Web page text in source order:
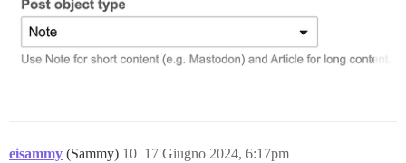
eisammy (Sammy) 17 Giugno 2024, 6:17pm
10